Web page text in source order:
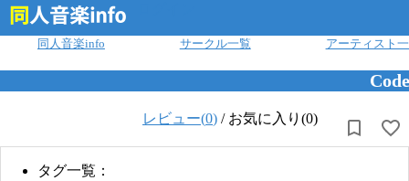
同人音楽info サークル一覧 アーティスト
レビュー(0) / お気に入り(0)
タグ一覧：